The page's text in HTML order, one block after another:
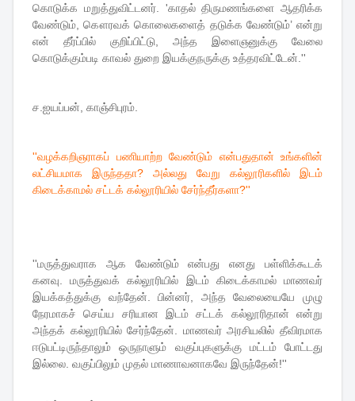
கொடுக்க மறுத்துவிட்டனர். 'காதல் திருமணங்களை ஆதரிக்க
வேண்டும், கௌரவக் கொலைகளைத் தடுக்க வேண்டும்’ என்று
என் தீர்ப்பில் குறிப்பிட்டு, அந்த இளைஞனுக்கு வேலை
கொடுக்கும்படி காவல் துறை இயக்குநருக்கு உத்தரவிட்டேன்.''
ச.ஐயப்பன், காஞ்சிபுரம்.
''வழக்கறிஞராகப் பணியாற்ற வேண்டும் என்பதுதான் உங்களின்
லட்சியமாக இருந்ததா? அல்லது வேறு கல்லூரிகளில் இடம்
கிடைக்காமல் சட்டக் கல்லூரியில் சேர்ந்தீர்களா?''
''மருத்துவராக ஆக வேண்டும் என்பது எனது பள்ளிக்கூடக்
கனவு. மருத்துவக் கல்லூரியில் இடம் கிடைக்காமல் மாணவர்
இயக்கத்துக்கு வந்தேன். பின்னர், அந்த வேலையையே முழு
நேரமாகச் செய்ய சரியான இடம் சட்டக் கல்லூரிதான் என்று
அந்தக் கல்லூரியில் சேர்ந்தேன். மாணவர் அரசியலில் தீவிரமாக
ஈடுபட்டிருந்தாலும் ஒருநாளும் வகுப்புகளுக்கு மட்டம் போட்டது
இல்லை. வகுப்பிலும் முதல் மாணாவனாகவே இருந்தேன்!''